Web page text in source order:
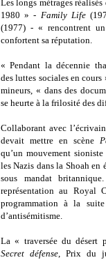
Les longs métrages
1980 » - Family Life
(1977) - « rencontrent
confortent sa réputation.
« Pendant la décennie
des luttes sociales en
mineurs, « dans des
se heurte à la frilosité des
Collaborant avec
devait mettre en scène
qu’un mouvement
les Nazis dans la Shoah en
sous mandat
représentation au Royal
programmation à la
d’antisémitisme.
La « traversée du désert
Secret défense, Prix du